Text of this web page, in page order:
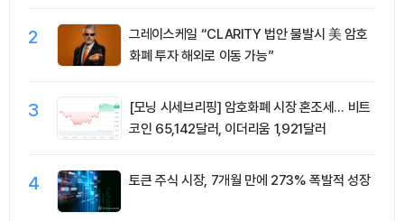
2
그레이스케일 “CLARITY 법안 불발시 美 암호
화폐 투자 해외로 이동 가능”
3
[모닝 시세브리핑] 암호화폐 시장 혼조세… 비트
코인 65,142달러, 이더리움 1,921달러
4 토큰 주식 시장, 7개월 만에 273% 폭발적 성장